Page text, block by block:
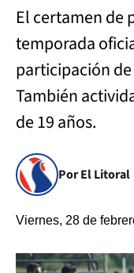
El certamen de
temporada
participación
También
de 19 años.
Por El Litoral
Viernes, 28 de